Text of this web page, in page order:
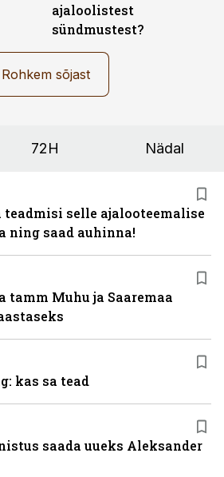
ajaloolistest
sündmustest?
Rohkem sõjast
72H Nädal
teadmisi selle ajalooteemalise
ning saad auhinna!
tamm Muhu ja Saaremaa
kas sa tead
saada uueks Aleksander